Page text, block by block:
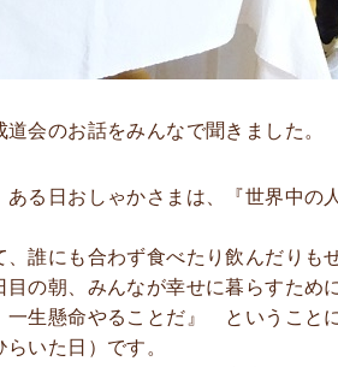
道会のお話をみんなで聞きました。
る日おしゃかさまは、『世界中の
、誰にも合わず食べたり飲んだりも
目の朝、みんなが幸せに暮らすため
一生懸命やることだ』 ということ
らいた日）です。